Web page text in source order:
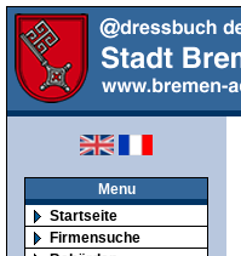
Menu
Startseite
Firmensuche